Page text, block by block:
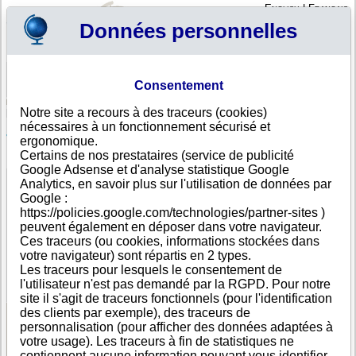
English|Français
Votre panier est vide
Slovénie > Toutes villes > Maribor
JAB PRODAJA, d.o.o., Maribor
FICHE ENTREPRISE
Dénomination JAB PRODAJA, d.o.o.
Adresse
Ville
Maribor- 2000
Pays
Slovénie
Type
d'adresse
Adresse unique
Téléphone
+386 22------
DUNS®
Number
67-------
Voir les informations disponibles
Données personnelles
Consentement
Notre site a recours à des traceurs (cookies)
nécessaires à un fonctionnement sécurisé et
ergonomique.
Certains de nos prestataires (service de publicité
Google Adsense et d'analyse statistique Google
Analytics, en savoir plus sur l'utilisation de données par
Google :
https://policies.google.com/technologies/partner-sites )
peuvent également en déposer dans votre navigateur.
Ces traceurs (ou cookies, informations stockées dans
votre navigateur) sont répartis en 2 types.
Les traceurs pour lesquels le consentement de
l'utilisateur n'est pas demandé par la RGPD. Pour notre
site il s'agit de traceurs fonctionnels (pour l'identification
des clients par exemple), des traceurs de
personnalisation (pour afficher des données adaptées à
votre usage). Les traceurs à fin de statistiques ne